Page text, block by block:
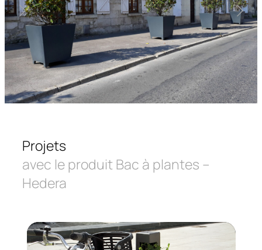
Projets
avec le produit Bac à plantes –
Hedera